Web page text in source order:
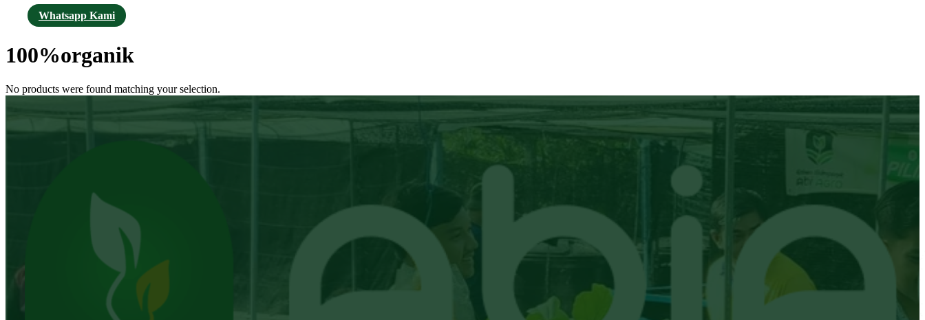
Whatsapp Kami
100%organik
No products were found matching your selection.